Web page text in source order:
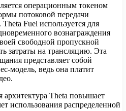
операционным токеном
потоковой передачи
Fuel используется для
вознаграждения
свободной пропускной
затраты на трансляцию. Эта
представляет собой
модель, ведь она платит
архитектура Theta повышает
использования распределенной